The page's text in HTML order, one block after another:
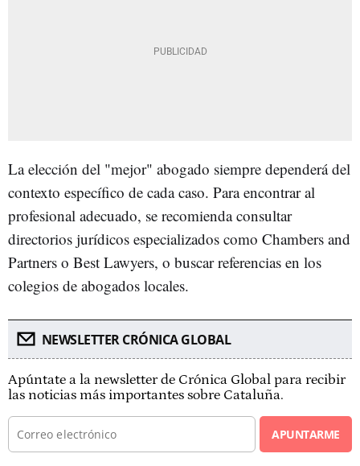
La elección del "mejor" abogado siempre dependerá del
contexto específico de cada caso. Para encontrar al
profesional adecuado, se recomienda consultar
directorios jurídicos especializados como Chambers and
Partners o Best Lawyers, o buscar referencias en los
colegios de abogados locales.
NEWSLETTER CRÓNICA GLOBAL
Apúntate a la newsletter de Crónica Global para recibir
las noticias más importantes sobre Cataluña.
APUNTARME